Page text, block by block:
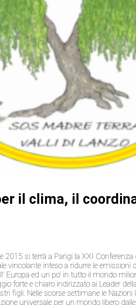
il clima, il
2015 si terrà a Parigi la XXI
vincolante inteso a ridurre le emissioni
Europa ed un po’ in tutto il mondo
forte e chiaro indirizzato ai Leader
figli. Nelle scorse settimane le Nazioni
universale per un mondo libero